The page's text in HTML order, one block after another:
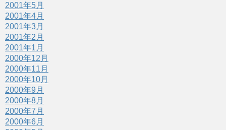
2001年5月
2001年4月
2001年3月
2001年2月
2001年1月
2000年12月
2000年11月
2000年10月
2000年9月
2000年8月
2000年7月
2000年6月